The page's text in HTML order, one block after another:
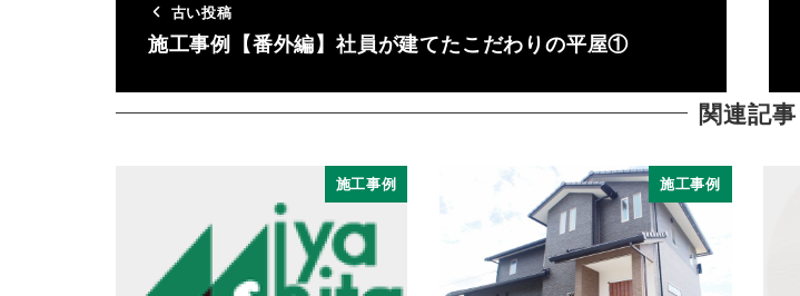
古い投稿
施工事例【番外編】社員が建てたこだわりの平屋①
関連記事
施工事例 施工事例